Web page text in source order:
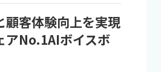
顧客体験向上を実現
アNo.1AIボイスボ